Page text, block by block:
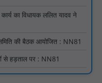
की बैठक आयोजित : NN81
से हड़ताल पर : NN81
क्षेत्र में विभिन्न विकास कार्यों का